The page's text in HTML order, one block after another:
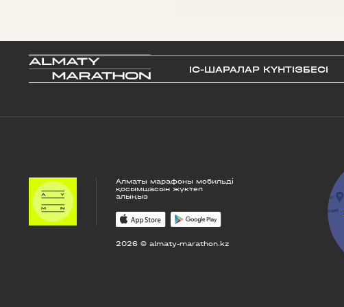
IС-ШАРАЛАР КҮНТІЗБЕСI
Алматы марафоны мобильді
қосымшасын жүктеп
алыңыз
2026 © almaty-marathon.kz